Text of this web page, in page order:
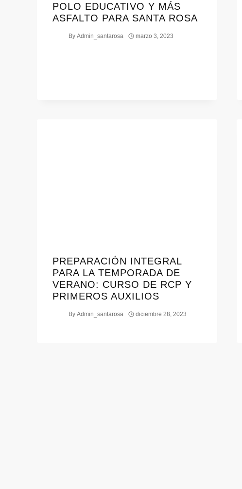
POLO EDUCATIVO Y MÁS
ASFALTO PARA SANTA ROSA
By Admin_santarosa marzo 3, 2023
PREPARACIÓN INTEGRAL
PARA LA TEMPORADA DE
VERANO: CURSO DE RCP Y
PRIMEROS AUXILIOS
By Admin_santarosa diciembre 28, 2023